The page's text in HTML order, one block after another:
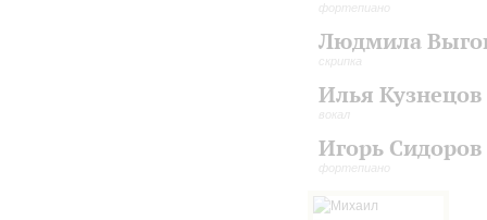
фортепиано
Людмила
скрипка
Илья Кузнецов
вокал
Игорь Сидоров
фортепиано